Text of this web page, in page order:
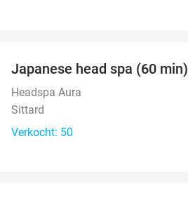
Japanese head spa (60 min)
Headspa Aura
Sittard
Verkocht: 50